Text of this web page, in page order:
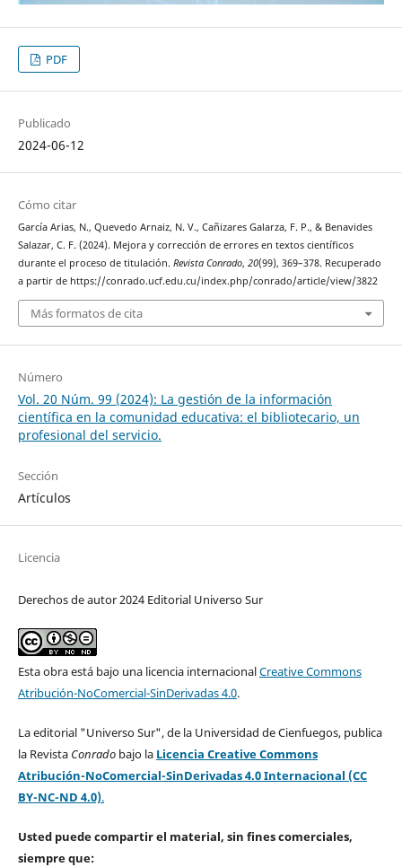
PDF
Publicado
2024-06-12
Cómo citar
García Arias, N., Quevedo Arnaiz, N. V., Cañizares Galarza, F. P., & Benavides
Salazar, C. F. (2024). Mejora y corrección de errores en textos científicos
durante el proceso de titulación. Revista Conrado, 20(99), 369–378. Recuperado
a partir de https://conrado.ucf.edu.cu/index.php/conrado/article/view/3822
Más formatos de cita
Número
Vol. 20 Núm. 99 (2024): La gestión de la información
científica en la comunidad educativa: el bibliotecario, un
profesional del servicio.
Sección
Artículos
Licencia
Derechos de autor 2024 Editorial Universo Sur
Esta obra está bajo una licencia internacionalCreative Commons
Atribución-NoComercial-SinDerivadas 4.0.
La editorial "Universo Sur", de la Universidad de Cienfuegos, publica
la Revista Conradobajo la Licencia Creative Commons
Atribución-NoComercial-SinDerivadas 4.0 Internacional (CC
BY-NC-ND 4.0).
Usted puede compartir el material, sin fines comerciales,
siempre que: